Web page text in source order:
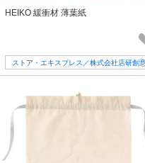
HEIKO 緩衝材 薄葉紙
ストア・エキスプレス／株式会社店研創